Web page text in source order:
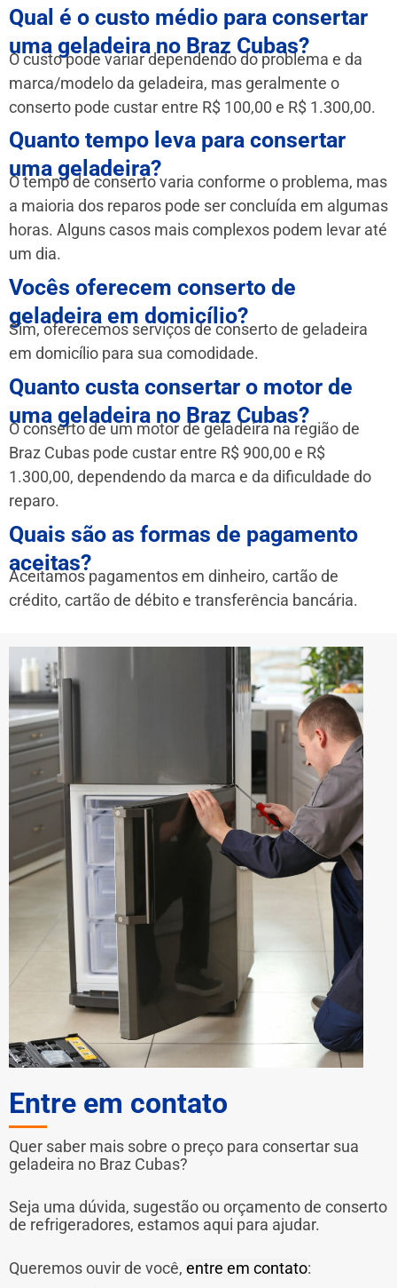
Qual é o custo médio para consertar
uma geladeira no Braz Cubas?
O custo pode variar dependendo do problema e da
marca/modelo da geladeira, mas geralmente o
conserto pode custar entre R$ 100,00 e R$ 1.300,00.
Quanto tempo leva para consertar
uma geladeira?
O tempo de conserto varia conforme o problema, mas
a maioria dos reparos pode ser concluída em algumas
horas. Alguns casos mais complexos podem levar até
um dia.
Vocês oferecem conserto de
geladeira em domicílio?
Sim, oferecemos serviços de conserto de geladeira
em domicílio para sua comodidade.
Quanto custa consertar o motor de
uma geladeira no Braz Cubas?
O conserto de um motor de geladeira na região de
Braz Cubas pode custar entre R$ 900,00 e R$
1.300,00, dependendo da marca e da dificuldade do
reparo.
Quais são as formas de pagamento
aceitas?
Aceitamos pagamentos em dinheiro, cartão de
crédito, cartão de débito e transferência bancária.
Entre em contato
Quer saber mais sobre o preço para consertar sua
geladeira no Braz Cubas?
Seja uma dúvida, sugestão ou orçamento de conserto
de refrigeradores, estamos aqui para ajudar.
Queremos ouvir de você, entre em contato: